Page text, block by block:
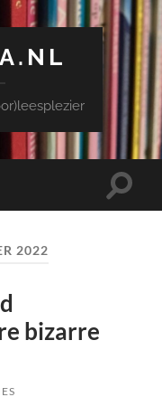
Toggle
2022
bizarre